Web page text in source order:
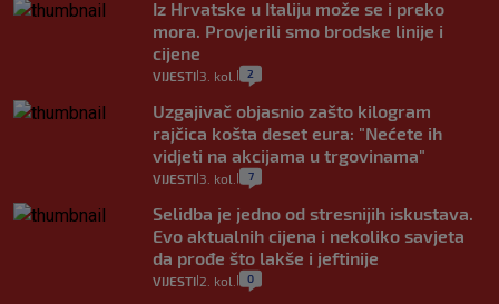
Iz Hrvatske u Italiju može se i preko
mora. Provjerili smo brodske linije i
cijene
VIJESTI 3. kol. 2
Uzgajivač objasnio zašto kilogram
rajčica košta deset eura: "Nećete ih
vidjeti na akcijama u trgovinama"
VIJESTI 3. kol. 7
Selidba je jedno od stresnijih iskustava.
Evo aktualnih cijena i nekoliko savjeta
da prođe što lakše i jeftinije
VIJESTI 2. kol. 0